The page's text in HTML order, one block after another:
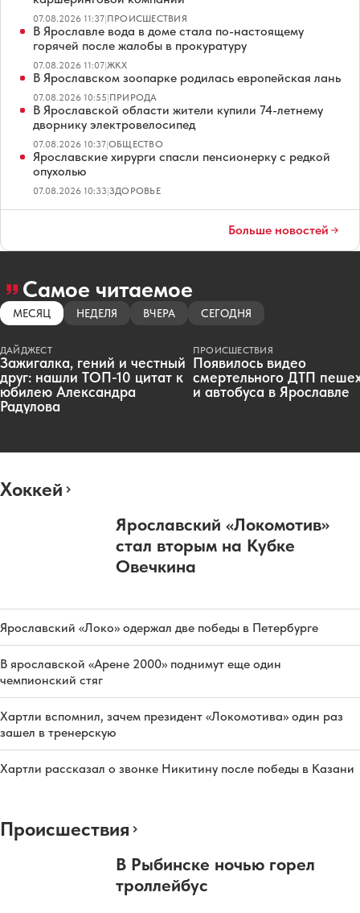
07.08.2026 11:37|ПРОИСШЕСТВИЯ
В Ярославле вода в доме стала по-настоящему
горячей после жалобы в прокуратуру
07.08.2026 11:07|ЖКХ
В Ярославском зоопарке родилась европейская лань
07.08.2026 10:55|ПРИРОДА
В Ярославской области жители купили 74-летнему
дворнику электровелосипед
07.08.2026 10:37|ОБЩЕСТВО
Ярославские хирурги спасли пенсионерку с редкой
опухолью
07.08.2026 10:33|ЗДОРОВЬЕ
Больше новостей
Самое читаемое
МЕСЯЦ НЕДЕЛЯ ВЧЕРА СЕГОДНЯ
ДАЙДЖЕСТ
Зажигалка, гений и честный
друг: нашли ТОП-10 цитат к
юбилею Александра
Радулова
ПРОИСШЕСТВИЯ
Появилось видео
смертельного ДТП
и автобуса в Ярославле
Хоккей
Ярославский «Локомотив»
стал вторым на Кубке
Овечкина
Ярославский «Локо» одержал две победы в Петербурге
В ярославской «Арене 2000» поднимут еще один
чемпионский стяг
Хартли вспомнил, зачем президент «Локомотива» один раз
зашел в тренерскую
Хартли рассказал о звонке Никитину после победы в Казани
Происшествия
В Рыбинске ночью горел
троллейбус